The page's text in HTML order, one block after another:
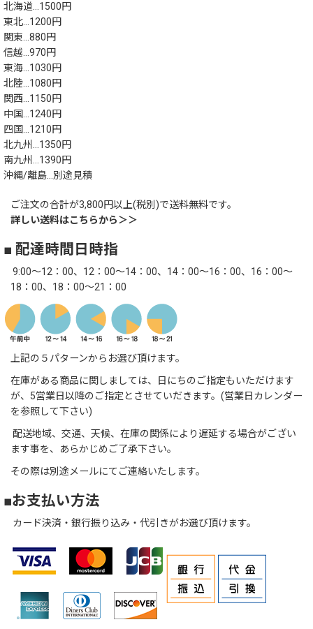
北海道…1500円
東北…1200円
関東…880円
信越…970円
東海…1030円
北陸…1080円
関西…1150円
中国…1240円
四国…1210円
北九州…1350円
南九州…1390円
沖縄/離島…別途見積
ご注文の合計が3,800円以上(税別)で送料無料です。
詳しい送料はこちらから＞＞
■ 配達時間日時指
9:00～12：00、12：00～14：00、14：00～16：00、16：00～
18：00、18：00～21：00
上記の５パターンからお選び頂けます。
在庫がある商品に関しましては、日にちのご指定もいただけます
が、5営業日以降のご指定とさせていだきます。(営業日カレンダー
を参照して下さい)
配送地域、交通、天候、在庫の関係により遅延する場合がござい
ます事を、あらかじめご了承下さい。
その際は別途メールにてご連絡いたします。
■お支払い方法
カード決済・銀行振り込み・代引きがお選び頂けます。